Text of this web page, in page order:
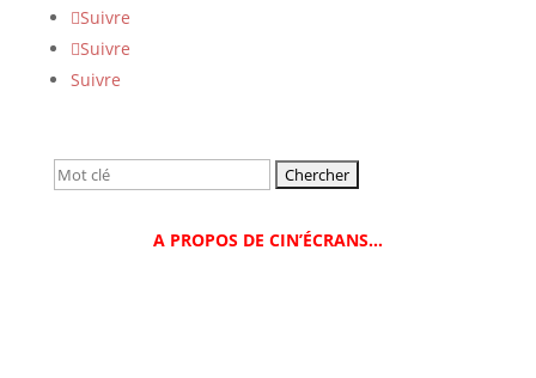
Suivre
Suivre
Suivre
Rechercher:
A PROPOS DE CIN’ÉCRANS…